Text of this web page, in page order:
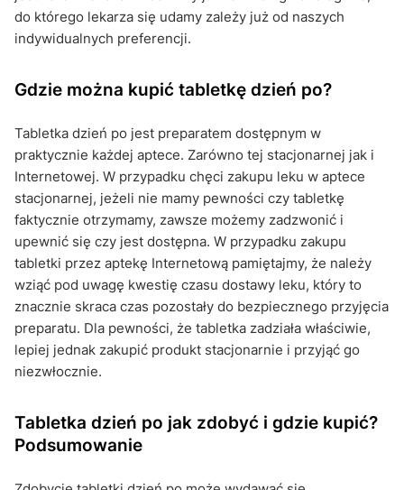
do którego lekarza się udamy zależy już od naszych
indywidualnych preferencji.
Gdzie można kupić tabletkę dzień po?
Tabletka dzień po jest preparatem dostępnym w
praktycznie każdej aptece. Zarówno tej stacjonarnej jak i
Internetowej. W przypadku chęci zakupu leku w aptece
stacjonarnej, jeżeli nie mamy pewności czy tabletkę
faktycznie otrzymamy, zawsze możemy zadzwonić i
upewnić się czy jest dostępna. W przypadku zakupu
tabletki przez aptekę Internetową pamiętajmy, że należy
wziąć pod uwagę kwestię czasu dostawy leku, który to
znacznie skraca czas pozostały do bezpiecznego przyjęcia
preparatu. Dla pewności, że tabletka zadziała właściwie,
lepiej jednak zakupić produkt stacjonarnie i przyjąć go
niezwłocznie.
Tabletka dzień po jak zdobyć i gdzie kupić?
Podsumowanie